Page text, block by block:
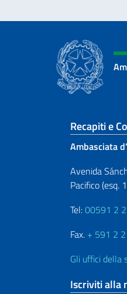
Recapiti e
Ambasciata
Avenida
Pacifico (esq.
Tel:00591 2
Fax. + 591 2
Gli uffici della
Iscriviti alla